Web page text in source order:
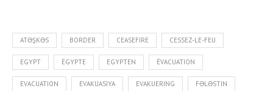
ATƏŞKƏS BORDER CEASEFIRE CESSEZ-LE-FEU
EGYPT ÉGYPTE EGYPTEN ÉVACUATION
EVACUATION EVAKUASIYA EVAKUERING FƏLƏSTIN